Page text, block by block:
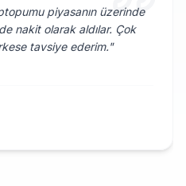
piyasanın üzerinde
nakit olarak aldılar. Çok
tavsiye ederim."